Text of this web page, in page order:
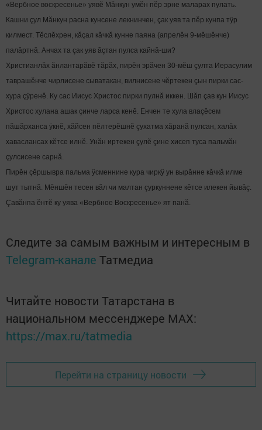
«Вербное воскресенье» уявĕ Мăнкун умĕн пĕр эрне маларах пулать.
Кашни çул Мăнкун расна кунсене лекнинчен, çак уяв та пĕр кунпа тÿр
килмест. Тĕслĕхрен, кăçал кăчкă кунне паяна (апрелĕн 9-мĕшĕнче)
палăртнă. Анчах та çак уяв ăçтан пулса кайнă-ши?
Христианлăх ăнлантарăвĕ тăрăх, пирĕн эрăчен 30-мĕш çулта Иерасулим
таврашĕнче чирлисене сыватакан, вилнисене чĕртекен çын пирки сас-
хура çÿренĕ. Ку сас Иисус Христос пирки пулнă иккен. Шăп çав кун Иисус
Христос хулана ашак çинче ларса кенĕ. Енчен те хула влаçĕсем
пăшăрханса ÿкнĕ, хăйсен пĕлтерĕшнĕ çухатма хăранă пулсан, халăх
хаваслансах кĕтсе илнĕ. Унăн иртекен çулĕ çине хисеп туса пальмăн
çулсисене сарнă.
Пирĕн çĕршывра пальма ÿсменнине кура чиркÿ ун вырăнне кăчкă илме
шут тытнă. Мĕншĕн тесен вăл чи малтан çуркуннене кĕтсе илекен йывăç.
Çавăнпа ĕнтĕ ку уява «Вербное Воскресенье» ят панă.
Следите за самым важным и интересным в
Telegram-канале Татмедиа
Читайте новости Татарстана в
национальном мессенджере MАХ:
https://max.ru/tatmedia
Перейти на страницу новости